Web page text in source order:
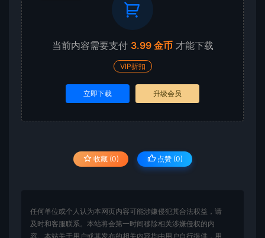
当前内容需要支付 3.99 金币 才能下载
VIP折扣
立即下载 升级会员
收藏 (0) 点赞 (0)
任何单位或个人认为本网页内容可能涉嫌侵犯其合法权益，请
及时和客服联系。本站将会第一时间移除相关涉嫌侵权的内
容。本站关于用户或其发布的相关内容均由用户自行提供，用